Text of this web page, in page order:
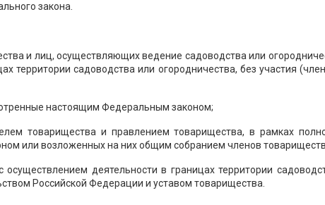
закона.
и лиц, осуществляющих ведение садоводства или
территории садоводства или огородничества, без участия
настоящим Федеральным законом;
товарищества и правлением товарищества, в рамках
или возложенных на них общим собранием членов
деятельности в границах территории
Российской Федерации и уставом товарищества.